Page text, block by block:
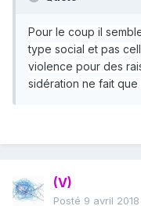
Pour le coup il
type social et pas
violence pour des
sidération ne fait que
(V)
Posté 9 avril 2018